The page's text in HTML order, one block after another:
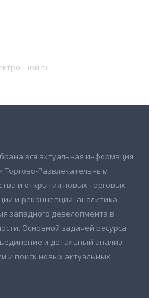
вся актуальная информация
Развлекательным
и открытия новых торговых
и реконцепции, аналитика
западного девелопмента в
Основной задачей ресурса
и детальный анализ
и поиск новых актуальных